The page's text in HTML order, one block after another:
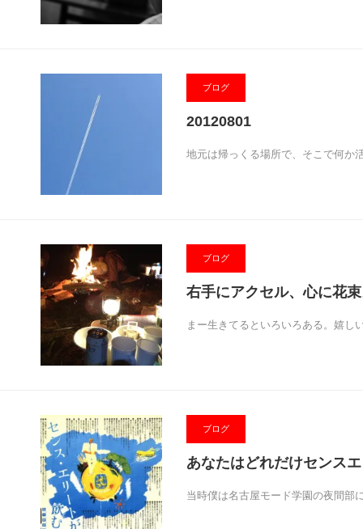
ブログ
20120801
地元は帰っくる場所で、そこで何
ブログ
右手にアクセル、心に花
まー生きてるといろいろある。嬉
ブログ
あなたはどれだけセンス
当時僕は名古屋モード学園の夜間